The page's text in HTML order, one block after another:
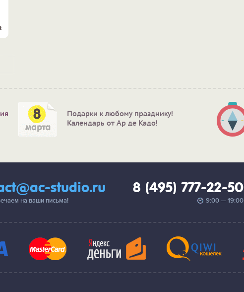
Подарки к любому празднику!
Календарь от Ар де Кадо!
studio.ru
на ваши письма!
8 (495) 777-22-50
9:00 — 19:00